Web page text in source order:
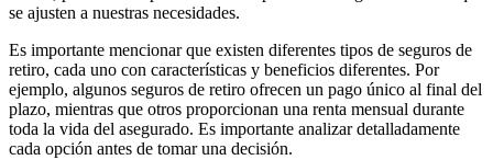
se ajusten a nuestras necesidades.
Es importante mencionar que existen diferentes tipos de seguros de
retiro, cada uno con características y beneficios diferentes. Por
ejemplo, algunos seguros de retiro ofrecen un pago único al final del
plazo, mientras que otros proporcionan una renta mensual durante
toda la vida del asegurado. Es importante analizar detalladamente
cada opción antes de tomar una decisión.